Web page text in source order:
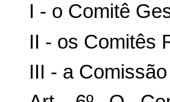
I - o Comitê
II - os Comitês
III - a